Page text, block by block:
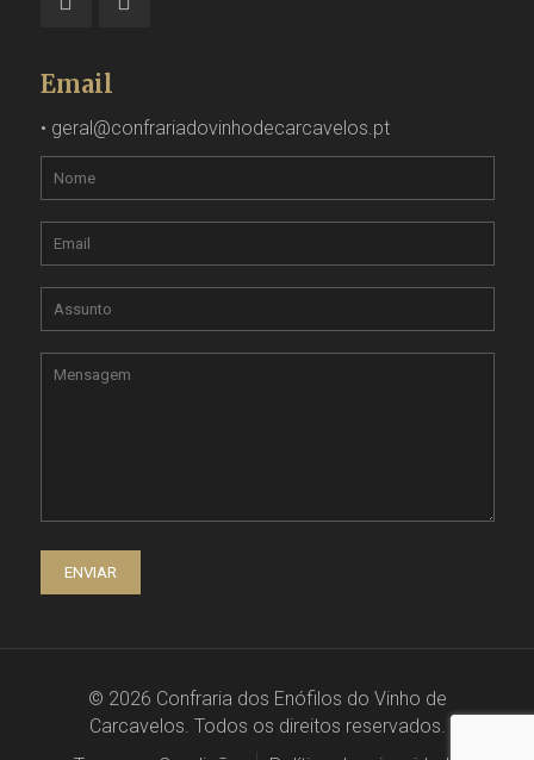
Email
• geral@confrariadovinhodecarcavelos.pt
© 2026 Confraria dos Enófilos do Vinho de
Carcavelos. Todos os direitos reservados.